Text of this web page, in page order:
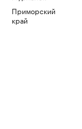
Приморский
край